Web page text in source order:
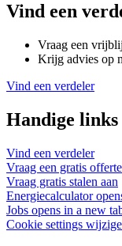
Vind een
Vraag een
Krijg advies op
Vind een verdeler
Handige links
Vind een verdeler
Vraag een gratis
Vraag gratis stalen aan
Energiecalculator
Jobs opens in a new
Cookie settings